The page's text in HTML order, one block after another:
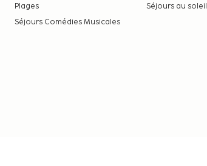
Plages Séjours au soleil
Séjours Comédies Musicales